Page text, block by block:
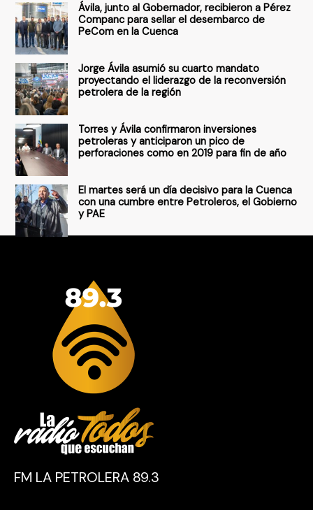
o
r
:
Ávila, junto al Gobernador, recibieron a Pérez
Companc para sellar el desembarco de
PeCom en la Cuenca
Jorge Ávila asumió su cuarto mandato
proyectando el liderazgo de la reconversión
petrolera de la región
Torres y Ávila confirmaron inversiones
petroleras y anticiparon un pico de
perforaciones como en 2019 para fin de año
El martes será un día decisivo para la Cuenca
con una cumbre entre Petroleros, el Gobierno
y PAE
FM LA PETROLERA 89.3